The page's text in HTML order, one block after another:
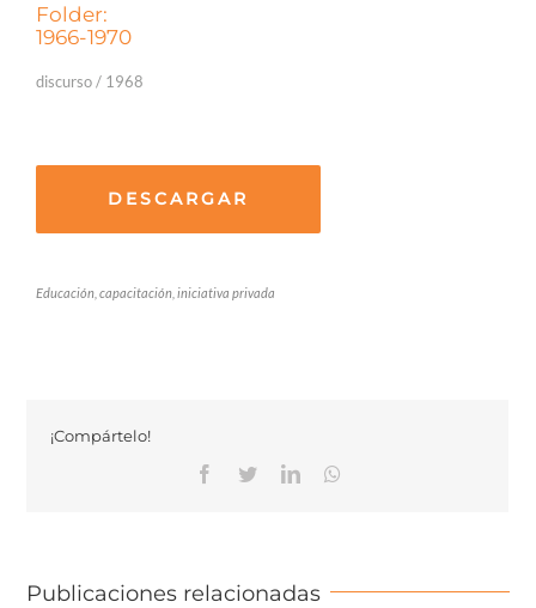
Folder:
1966-1970
discurso / 1968
DESCARGAR
Educación, capacitación, iniciativa privada
¡Compártelo!
Facebook
TwitterLinkedinWhatsapp
Publicaciones relacionadas